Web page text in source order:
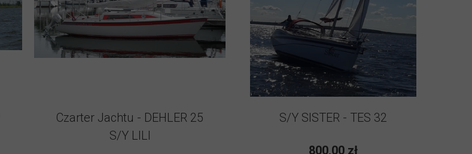
Czarter Jachtu - DEHLER 25
S/Y LILI
S/Y SISTER - TES 32
800,00 zł